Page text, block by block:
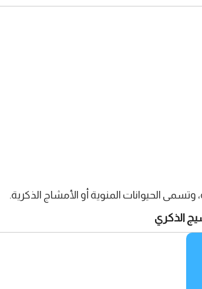
الحيوانات المنوية أو الأمشاج الذكرية.
الذكري